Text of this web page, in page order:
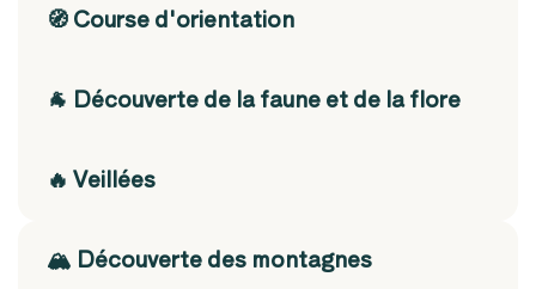
🧭 Course d'orientation
🐐 Découverte de la faune et de la flore
🔥 Veillées
🏔️ Découverte des montagnes